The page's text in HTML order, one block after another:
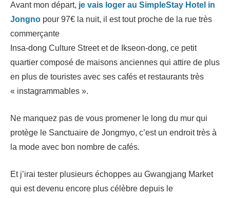
Avant mon départ, je vais loger au SimpleStay Hotel in
Jongno pour 97€ la nuit, il est tout proche de la rue très
commerçante
Insa-dong Culture Street et de Ikseon-dong, ce petit
quartier composé de maisons anciennes qui attire de plus
en plus de touristes avec ses cafés et restaurants très
« instagrammables ».
Ne manquez pas de vous promener le long du mur qui
protège le Sanctuaire de Jongmyo, c’est un endroit très à
la mode avec bon nombre de cafés.
Et j’irai tester plusieurs échoppes au Gwangjang Market
qui est devenu encore plus célèbre depuis le